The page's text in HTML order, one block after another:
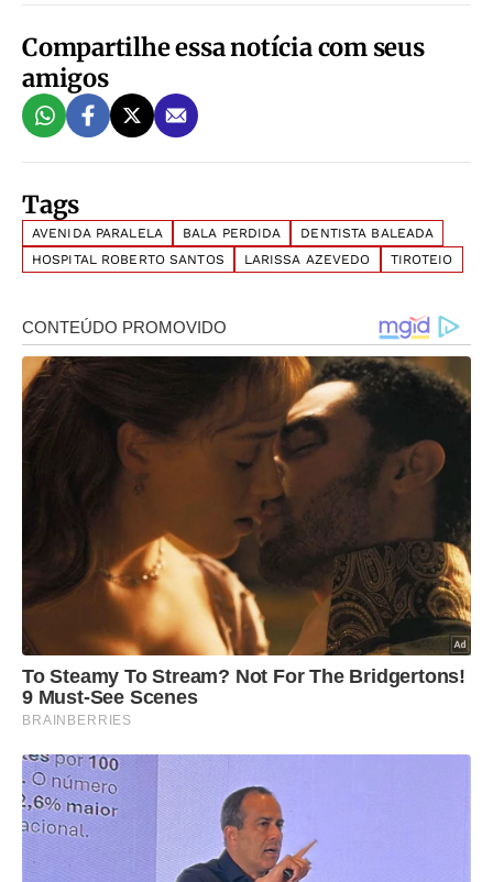
Compartilhe essa notícia com seus
amigos
Tags
AVENIDA PARALELA BALA PERDIDA
DENTISTA BALEADA
HOSPITAL ROBERTO SANTOS
LARISSA AZEVEDO TIROTEIO